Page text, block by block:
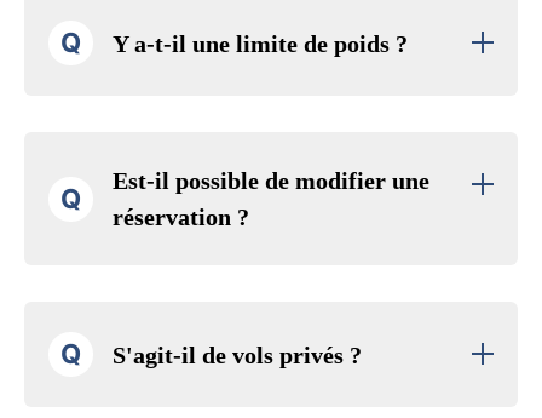
Q Y a-t-il une limite de poids ?
Q
Est-il possible de modifier une
réservation ?
Q S'agit-il de vols privés ?